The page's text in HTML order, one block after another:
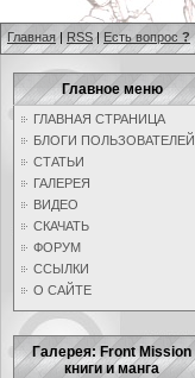
Главная | RSS | Есть вопрос ?
Главное меню
ГЛАВНАЯ СТРАНИЦА
БЛОГИ ПОЛЬЗОВАТЕЛЕЙ
СТАТЬИ
ГАЛЕРЕЯ
ВИДЕО
СКАЧАТЬ
ФОРУМ
ССЫЛКИ
О САЙТЕ
Галерея: Front Mission
книги и манга